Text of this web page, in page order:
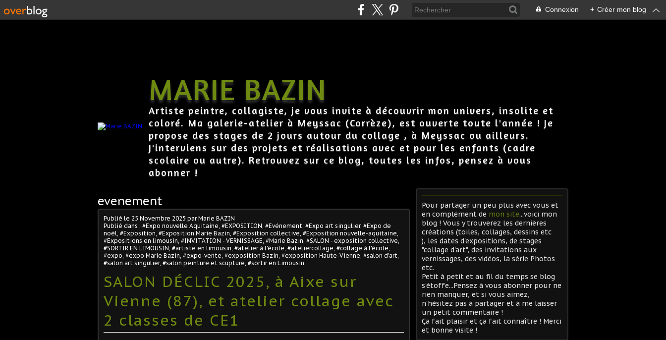
Connexion + Créer mon blog
MARIE BAZIN
Artiste peintre, collagiste, je vous invite à découvrir mon univers, insolite et
coloré. Ma galerie-atelier à Meyssac (Corrèze), est ouverte toute l'année ! Je
propose des stages de 2 jours autour du collage , à Meyssac ou ailleurs.
J'interviens sur des projets et réalisations avec et pour les enfants (cadre
scolaire ou autre). Retrouvez sur ce blog, toutes les infos, pensez à vous
abonner !
evenement
Publié le 25 Novembre 2025 par Marie BAZIN
Publié dans : #Expo nouvelle Aquitaine, #EXPOSITION, #Evénement, #Expo art singulier, #Expo de
noël, #Exposition, #Exposition Marie Bazin, #Exposition collective, #Exposition nouvelle-aquitaine,
#Expositions en limousin, #INVITATION - VERNISSAGE, #Marie Bazin, #SALON - exposition collective,
#SORTIR EN LIMOUSIN, #artiste en limousin, #atelier à l'école, #ateliercollage, #collage à l'école,
#expo, #expo Marie Bazin, #expo-vente, #exposition Bazin, #exposition Haute-Vienne, #salon d'art,
#salon art singulier, #salon peinture et scupture, #sortir en Limousin
SALON DÉCLIC 2025, à Aixe sur
Vienne (87), et atelier collage avec
2 classes de CE1
Pour partager un peu plus avec vous et
en complément de mon site...voici mon
blog ! Vous y trouverez les dernières
créations (toiles, collages, dessins etc
), les dates d'expositions, de stages
"collage d'art", des invitations aux
vernissages, des vidéos, la série Photos
etc.
Petit à petit et au fil du temps se blog
s'étoffe...Pensez à vous abonner pour ne
rien manquer, et si vous aimez,
n'hésitez pas à partager et à me laisser
un petit commentaire !
Ça fait plaisir et ça fait connaître ! Merci
et bonne visite !